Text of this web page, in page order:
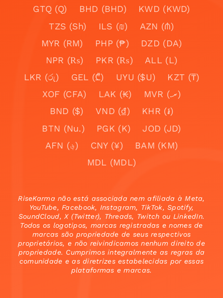
GTQ (Q)
BHD (BHD)
KWD (KWD)
TZS (Sh)
ILS (₪)
AZN (₼)
MYR (RM)
PHP (₱)
DZD (DA)
NPR (₨)
PKR (₨)
ALL (L)
LKR (රු)
GEL (₾) UYU ($U)
KZT (₸)
XOF (CFA)
LAK (₭)
MVR (.ރ)
BND ($)
VND (₫)
KHR (៛)
BTN (Nu.)
PGK (K)
JOD (JD)
AFN (؋)
CNY (¥)
BAM (KM)
MDL (MDL)
RiseKarma não está associada nem afiliada à Meta,
YouTube, Facebook, Instagram, TikTok, Spotify,
SoundCloud, X (Twitter), Threads, Twitch ou LinkedIn.
Todos os logotipos, marcas registradas e nomes de
marcas são propriedade de seus respectivos
proprietários, e não reivindicamos nenhum direito de
propriedade. Cumprimos integralmente as regras da
comunidade e as diretrizes estabelecidas por essas
plataformas e marcas.